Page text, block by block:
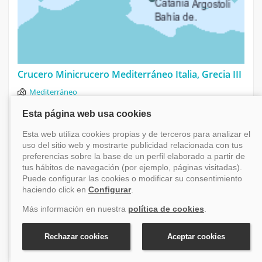
Crucero Minicrucero Mediterráneo Italia, Grecia III
Mediterráneo
Desde Catania (Sicilia)
5 días
Costa Fascinosa
Financiación disponible
449 €